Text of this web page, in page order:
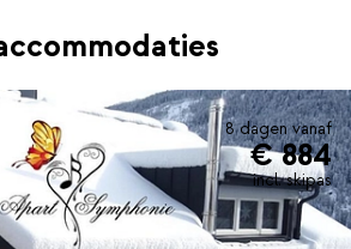
8 dagen vanaf
€ 884
incl. skipas